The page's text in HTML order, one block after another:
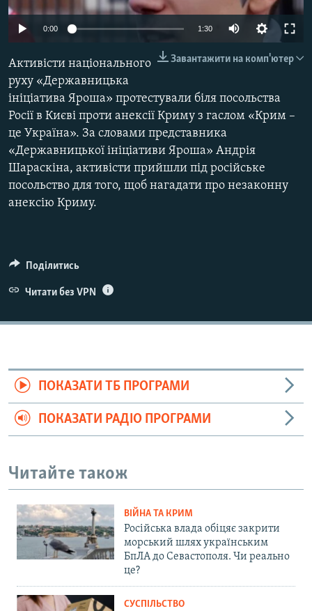
ВІДЕОУРОКИ «ELIFBE»
УКРАЇНСЬКА ПРОБЛЕМА КРИМУ
ІНФОГРАФІКА
Русский
ДОЛУЧАЙСЯ!
Усі сайти RFE/RL
0:00 1:30
Завантажити на комп'ютер
Активісти національного
руху «Державницька
ініціатива Яроша» протестували біля посольства
Росії в Києві проти анексії Криму з гаслом «Крим –
це Україна». За словами представника
«Державницької ініціативи Яроша» Андрія
Шараскіна, активісти прийшли під російське
посольство для того, щоб нагадати про незаконну
анексію Криму.
Поділитись
Читати без VPN
ПОКАЗАТИ ТБ ПРОГРАМИ
ПОКАЗАТИ РАДІО ПРОГРАМИ
Читайте також
ВІЙНА ТА КРИМ
Російська влада обіцяє закрити
морський шлях українським
БпЛА до Севастополя. Чи реально
це?
СУСПІЛЬСТВО